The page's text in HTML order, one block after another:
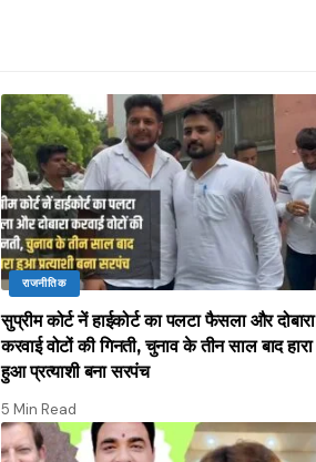
राजनीतिक
सुप्रीम कोर्ट नें हाईकोर्ट का पलटा फैसला और दोबारा
करवाई वोटों की गिनती, चुनाव के तीन साल बाद हारा
हुआ प्रत्याशी बना सरपंच
5 Min Read